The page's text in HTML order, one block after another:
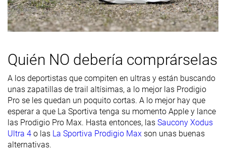
de la parte
delantera
del talón
Durabilidad
de la suela
exterior
Buena Buena Decente
Transpirabilidad Media Media
Anchura /
ajuste
Estrecha Media Ancha
Quién NO debería comprárselas
A los deportistas que compiten en ultras y están buscando
unas zapatillas de trail altísimas, a lo mejor las Prodigio
Pro se les quedan un poquito cortas. A lo mejor hay que
esperar a que La Sportiva tenga su momento Apple y lance
las Prodigio Pro Max. Hasta entonces, las Saucony Xodus
Ultra 4 o las La Sportiva Prodigio Max son unas buenas
alternativas.